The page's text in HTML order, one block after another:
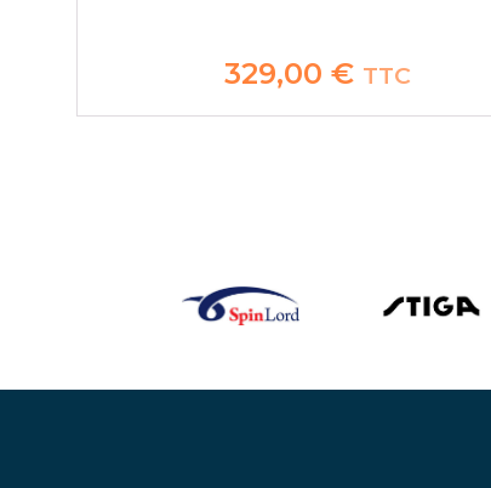
329,00€ TTC